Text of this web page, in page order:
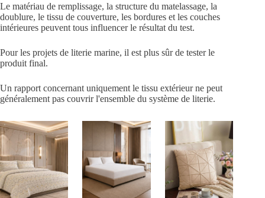
Le matériau de remplissage, la structure du matelassage, la
doublure, le tissu de couverture, les bordures et les couches
intérieures peuvent tous influencer le résultat du test.
Pour les projets de literie marine, il est plus sûr de tester le
produit final.
Un rapport concernant uniquement le tissu extérieur ne peut
généralement pas couvrir l'ensemble du système de literie.